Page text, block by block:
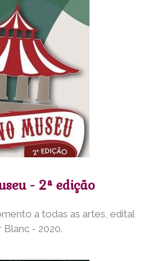
- 2ª edição
a todas as artes, edital
Blanc - 2020.